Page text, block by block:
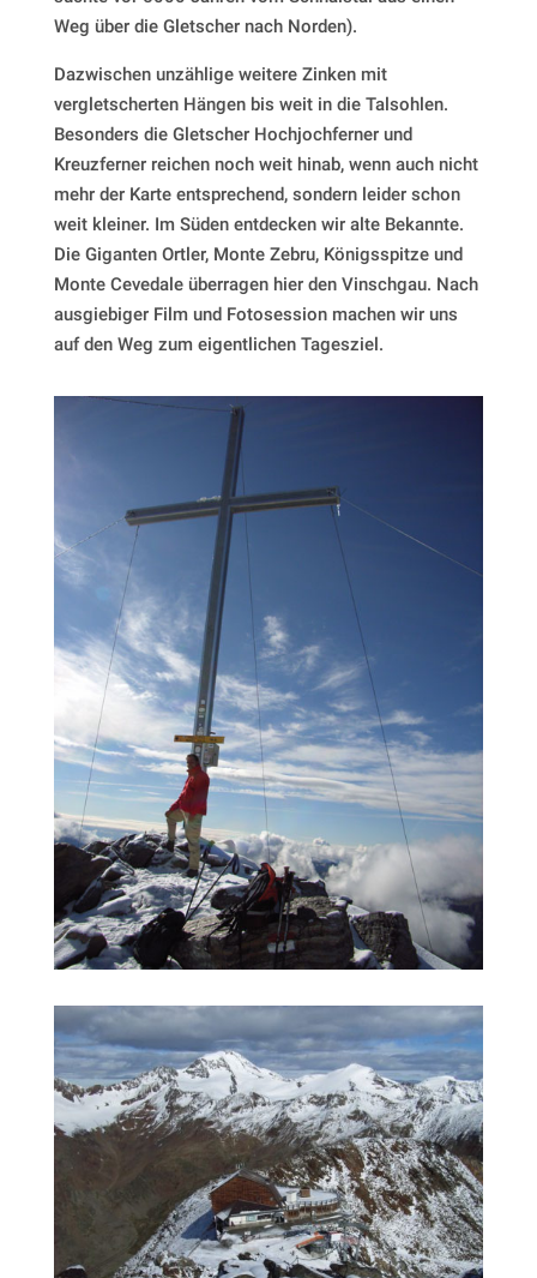
Weg über die Gletscher nach Norden).
Dazwischen unzählige weitere Zinken mit
vergletscherten Hängen bis weit in die Talsohlen.
Besonders die Gletscher Hochjochferner und
Kreuzferner reichen noch weit hinab, wenn auch nicht
mehr der Karte entsprechend, sondern leider schon
weit kleiner. Im Süden entdecken wir alte Bekannte.
Die Giganten Ortler, Monte Zebru, Königsspitze und
Monte Cevedale überragen hier den Vinschgau. Nach
ausgiebiger Film und Fotosession machen wir uns
auf den Weg zum eigentlichen Tagesziel.